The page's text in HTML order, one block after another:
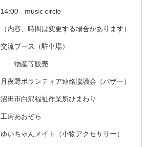
14:00 music circle
（内容、時間は変更する場合があります）
交流ブース（駐車場）
物産等販売
月夜野ボランティア連絡協議会（バザー）
沼田市白沢福祉作業所ひまわり
工房あおぞら
ゆいちゃんメイト（小物アクセサリー）